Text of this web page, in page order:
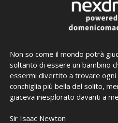
Non so come il mondo potrà
soltanto di essere un bambino
essermi divertito a trovare ogni
conchiglia più bella del solito,
giaceva inesplorato davanti a
Sir Isaac Newton